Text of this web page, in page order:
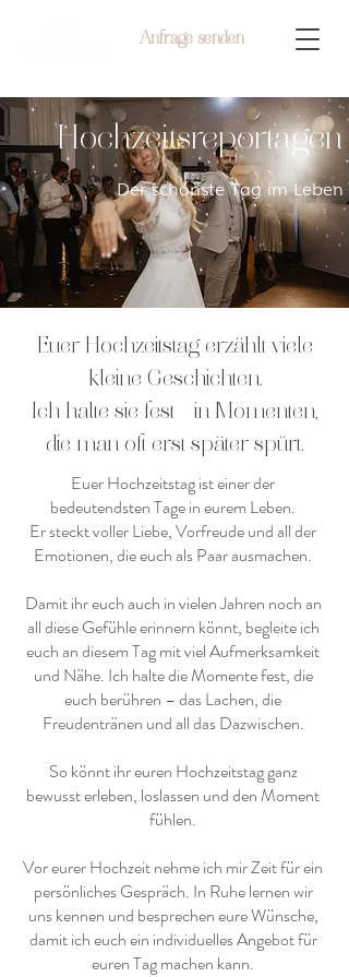
Anfrage senden
Hochzeitsreportagen
Der schönste Tag im Leben
Euer Hochzeitstag erzählt viele
kleine Geschichten.
Ich halte sie fest – in Momenten,
die man oft erst später spürt.
Euer Hochzeitstag ist einer der
bedeutendsten Tage in eurem Leben.
Er steckt voller Liebe, Vorfreude und all der
Emotionen, die euch als Paar ausmachen.
Damit ihr euch auch in vielen Jahren noch an
all diese Gefühle erinnern könnt, begleite ich
euch an diesem Tag mit viel Aufmerksamkeit
und Nähe. Ich halte die Momente fest, die
euch berühren – das Lachen, die
Freudentränen und all das Dazwischen.
So könnt ihr euren Hochzeitstag ganz
bewusst erleben, loslassen und den Moment
fühlen.
Vor eurer Hochzeit nehme ich mir Zeit für ein
persönliches Gespräch. In Ruhe lernen wir
uns kennen und besprechen eure Wünsche,
damit ich euch ein individuelles Angebot für
euren Tag machen kann.